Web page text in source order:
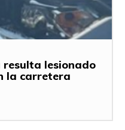
lesionado
la carretera